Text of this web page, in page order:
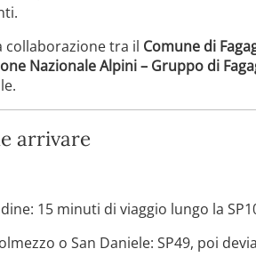
collaborazione tra il Comune di
Nazionale Alpini – Gruppo di
arrivare
15 minuti di viaggio lungo la
o San Daniele: SP49, poi